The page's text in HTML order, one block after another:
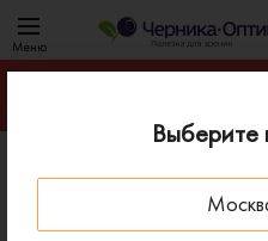
Выберите
Меню
Гарантируем лучшую
Главная
Солнцезащитные очки